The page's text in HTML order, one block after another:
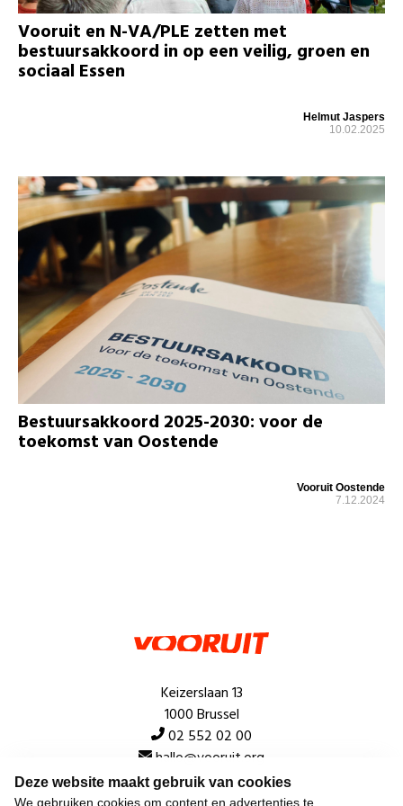
Deze website maakt gebruik van cookies
We gebruiken cookies om content en advertenties te
Vooruit en N-VA/PLE zetten met
bestuursakkoord in op een veilig, groen en
sociaal Essen
Helmut Jaspers
10.02.2025
Bestuursakkoord 2025-2030: voor de
toekomst van Oostende
Vooruit Oostende
7.12.2024
Keizerslaan 13
1000 Brussel
02 552 02 00
hallo@vooruit.org